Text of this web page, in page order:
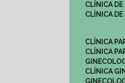
CLÍNICA
CLÍNICA
CLÍNICA
CLÍNICA
CLÍNICA